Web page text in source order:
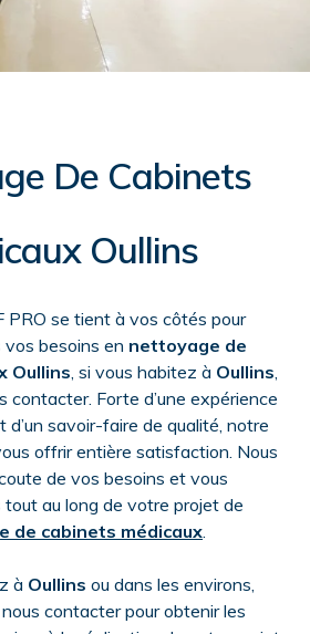
De Cabinets
Oullins
PRO se tient à vos côtés pour
besoins en nettoyage de
Oullins , si vous habitez à Oullins
contacter. Forte d’une expérience
d’un savoir-faire de qualité, notre
offrir entière satisfaction. Nous
de vos besoins et vous
au long de votre projet de
de cabinets médicaux
à Oullins ou dans les environs,
contacter pour obtenir les